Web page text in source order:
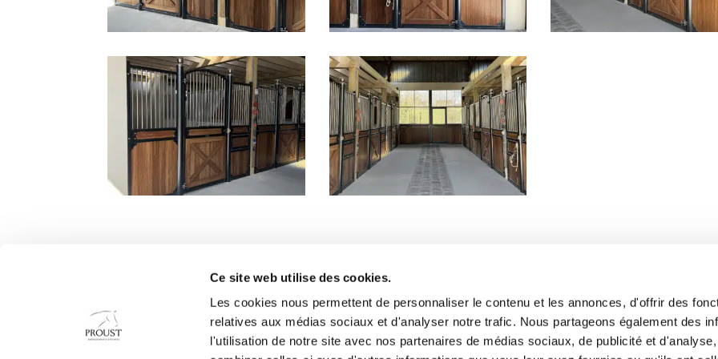
Ce site web utilise des cookies.
Les cookies nous permettent de personnaliser le contenu et les annonces, d'offrir des
relatives aux médias sociaux et d'analyser notre trafic. Nous partageons également des
l'utilisation de notre site avec nos partenaires de médias sociaux, de publicité et
Accueil
Votre projet
Nos produits
Le journal
Notre histoire
Nos valeurs et engagements
contactez-nous